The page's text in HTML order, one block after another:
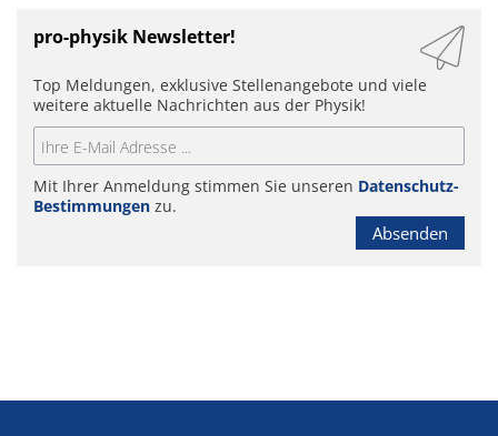
pro-physik Newsletter!
Top Meldungen, exklusive Stellenangebote und viele
weitere aktuelle Nachrichten aus der Physik!
Mit Ihrer Anmeldung stimmen Sie unseren Datenschutz-
Bestimmungen zu.
Absenden